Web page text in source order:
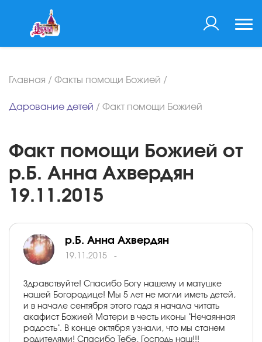
Главная / Факты помощи Божией /
Дарование детей / Факт помощи Божией
Факт помощи Божией от
р.Б. Анна Ахвердян
19.11.2015
р.Б. Анна Ахвердян
19.11.2015 -
Здравствуйте! Спасибо Богу нашему и матушке
нашей Богородице! Мы 5 лет не могли иметь детей,
и в начале сентября этого года я начала читать
акафист Божией Матери в честь иконы "Нечаянная
радость". В конце октября узнали, что мы станем
родителями! Спасибо Тебе, Господь наш!!!